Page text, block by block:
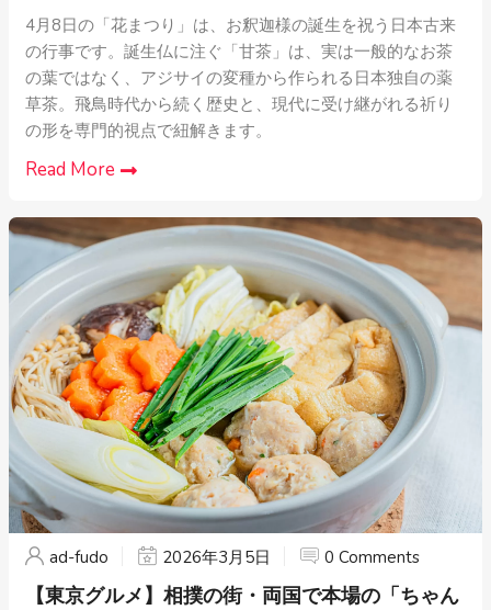
4月8日の「花まつり」は、お釈迦様の誕生を祝う日本古来
の行事です。誕生仏に注ぐ「甘茶」は、実は一般的なお茶
の葉ではなく、アジサイの変種から作られる日本独自の薬
草茶。飛鳥時代から続く歴史と、現代に受け継がれる祈り
の形を専門的視点で紐解きます。
Read More
ad-fudo 2026年3月5日 0 Comments
【東京グルメ】相撲の街・両国で本場の「ちゃん